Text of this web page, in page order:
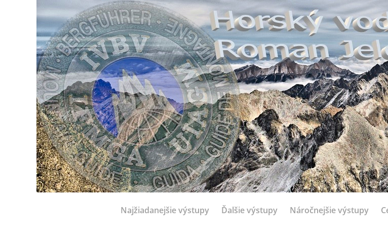
Najžiadanejšie výstupy Ďalšie výstupy Náročnejšie výstupy